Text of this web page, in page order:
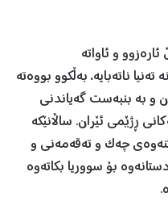
و ئاواتە
ناتەبایە، بەڵکوو بووەتە
و بە بنبەست گەیاندنی
ڕژێمی ئێران. ساڵانێکە
چەک و تەقەمەنی و
بۆ سووریا بکاتەوە